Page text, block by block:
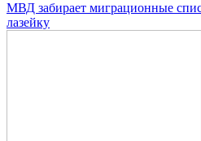
МВД забирает миграционные
лазейку